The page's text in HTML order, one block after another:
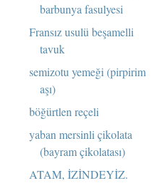
barbunya fasulyesi
Fransız usulü beşamelli
tavuk
semizotu yemeği (pirpirim
aşı)
böğürtlen reçeli
yaban mersinli çikolata
(bayram çikolatası)
ATAM, İZİNDEYİZ.